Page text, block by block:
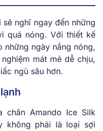
nghĩ ngay đến những
quá nóng. Với thiết kế
ngày nắng nóng,
mát mẻ dễ chịu,
ngủ sâu hơn.
chăn Amando Ice Silk
không phải là loại sợi